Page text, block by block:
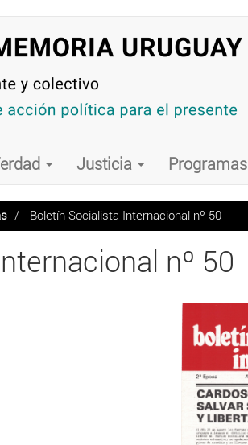
Justicia Programas
Boletín Socialista Internacional nº 50
nº 50